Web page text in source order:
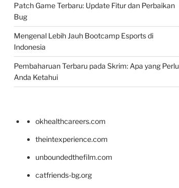
Patch Game Terbaru: Update Fitur dan Perbaikan
Bug
Mengenal Lebih Jauh Bootcamp Esports di
Indonesia
Pembaharuan Terbaru pada Skrim: Apa yang Perlu
Anda Ketahui
okhealthcareers.com
theintexperience.com
unboundedthefilm.com
catfriends-bg.org